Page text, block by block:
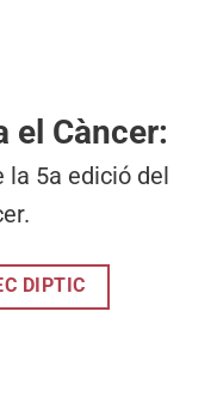
el Càncer:
la 5a edició del
DIPTIC